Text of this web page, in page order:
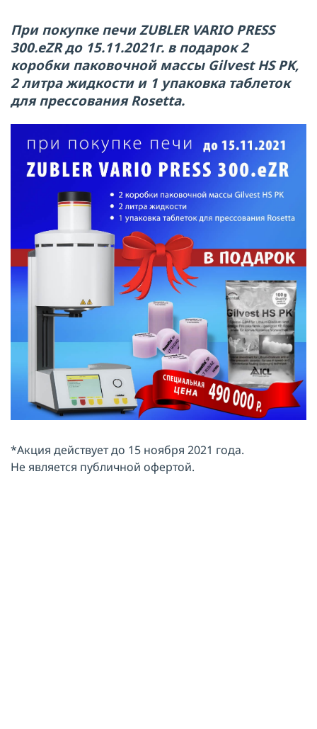
При покупке печи ZUBLER VARIO PRESS
300.eZR до 15.11.2021г. в подарок 2
коробки паковочной массы Gilvest HS PK,
2 литра жидкости и 1 упаковка таблеток
для прессования Rosetta.
*Акция действует до 15 ноября 2021 года.
Не является публичной офертой.